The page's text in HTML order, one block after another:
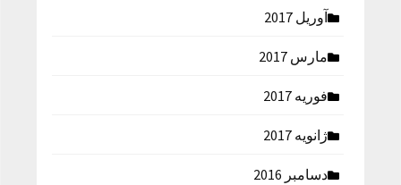
آوریل 2017
مارس 2017
فوریه 2017
ژانویه 2017
دسامبر 2016